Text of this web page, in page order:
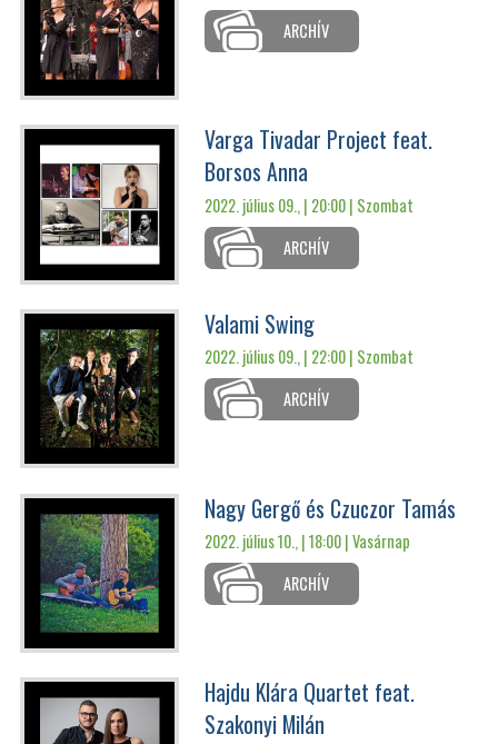
ARCHÍV
Varga Tivadar Project feat.
Borsos Anna
2022. július 09., | 20:00 | Szombat
ARCHÍV
Valami Swing
2022. július 09., | 22:00 | Szombat
ARCHÍV
Nagy Gergő és Czuczor Tamás
2022. július 10., | 18:00 |Vasárnap
ARCHÍV
Hajdu Klára Quartet feat.
Szakonyi Milán